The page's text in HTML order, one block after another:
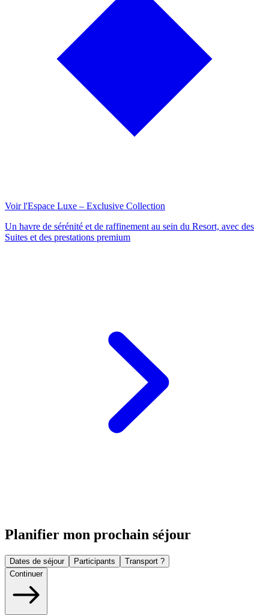
Voir l'Espace Luxe – Exclusive Collection
Un havre de sérénité et de raffinement au sein du Resort, avec des
Suites et des prestations premium
Planifier mon prochain séjour
Dates de séjour Participants
Transport ?
Continuer